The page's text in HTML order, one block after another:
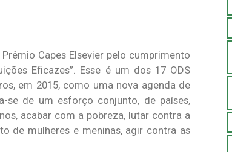
Capes Elsevier pelo cumprimento
Eficazes”. Esse é um dos 17 ODS
em 2015, como uma nova agenda de
se de um esforço conjunto, de países,
acabar com a pobreza, lutar contra a
de mulheres e meninas, agir contra as